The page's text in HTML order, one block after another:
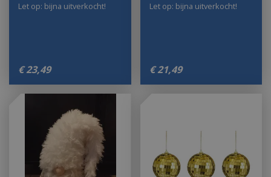
€23,49
Let op: bijna uitverkocht!
€ 21,49
Let op: bijna uitverkocht!